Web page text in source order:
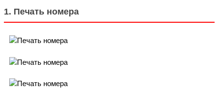
1. Печать номера